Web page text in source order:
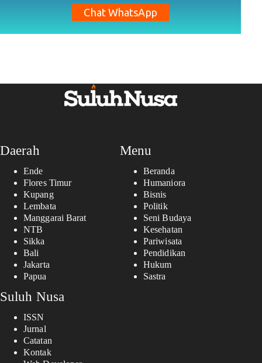
Chat WhatsApp
Daerah
Ende
Flores Timur
Kupang
Lembata
Manggarai Barat
NTB
Sikka
Bali
Jakarta
Papua
Menu
Beranda
Humaniora
Bisnis
Politik
Seni Budaya
Kesehatan
Pariwisata
Pendidikan
Hukum
Sastra
Suluh Nusa
ISSN
Jurnal
Catatan
Kontak